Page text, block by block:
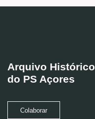
Arquivo Histórico
do PS Açores
Colaborar